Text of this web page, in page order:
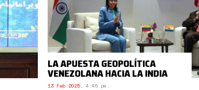
LA APUESTA GEOPOLÍTICA
VENEZOLANA HACIA LA INDIA
13 Feb 2025, 4:45 pm.